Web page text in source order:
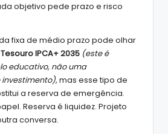
objetivo pede prazo e risco
fixa de médio prazo pode olhar
Tesouro IPCA+ 2035 (este é
educativo, não uma
, mas esse tipo de
a reserva de emergência.
Reserva é liquidez. Projeto
conversa.